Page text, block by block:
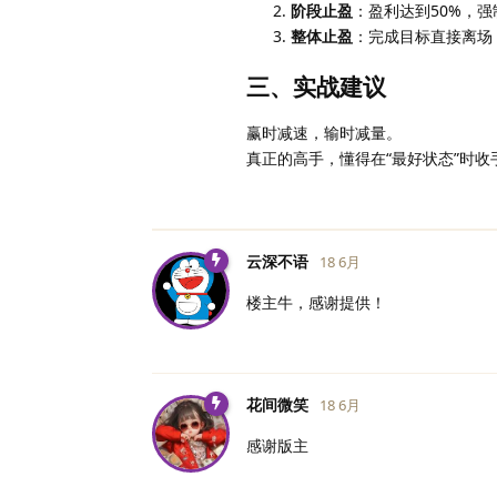
阶段止盈 ：盈利达到50%，强
整体止盈 ：完成目标直接离场
三、实战建议
赢时减速，输时减量。
真正的高手，懂得在“最好状态”时收
云深不语 18 6月
楼主牛，感谢提供！
花间微笑 18 6月
感谢版主